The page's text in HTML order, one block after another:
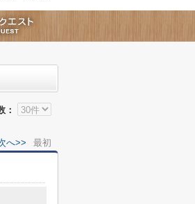
：
へ>> 最初